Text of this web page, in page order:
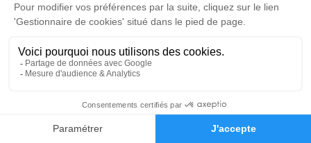
Faire-part Hommages
Je rends hommage
Cérémonie civile
Crématorium de Bron
Boulevard de l'Université